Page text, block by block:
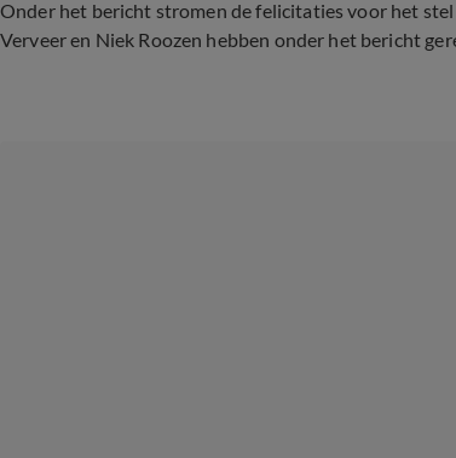
Onder het bericht stromen de felicitaties voor het
Verveer en Niek Roozen hebben onder het bericht